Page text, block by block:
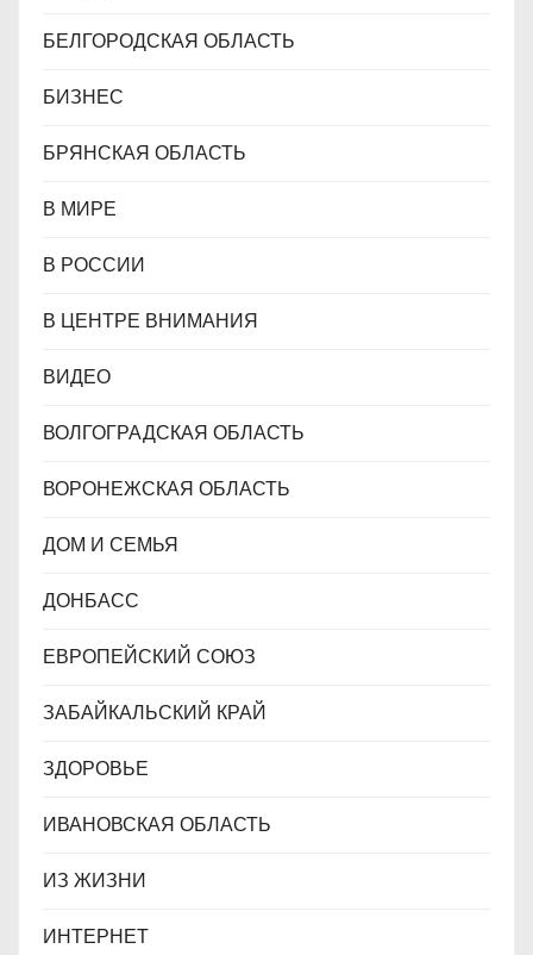
БЕЛГОРОДСКАЯ ОБЛАСТЬ
БИЗНЕС
БРЯНСКАЯ ОБЛАСТЬ
В МИРЕ
В РОССИИ
В ЦЕНТРЕ ВНИМАНИЯ
ВИДЕО
ВОЛГОГРАДСКАЯ ОБЛАСТЬ
ВОРОНЕЖСКАЯ ОБЛАСТЬ
ДОМ И СЕМЬЯ
ДОНБАСС
ЕВРОПЕЙСКИЙ СОЮЗ
ЗАБАЙКАЛЬСКИЙ КРАЙ
ЗДОРОВЬЕ
ИВАНОВСКАЯ ОБЛАСТЬ
ИЗ ЖИЗНИ
ИНТЕРНЕТ